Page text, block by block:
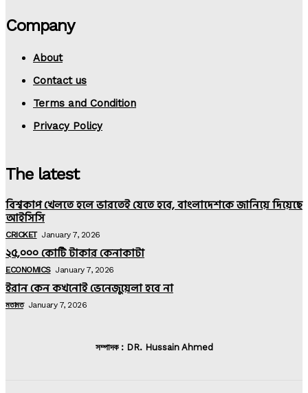
Company
About
Contact us
Terms and Condition
Privacy Policy
The latest
বিশ্বকাপ খেলতে হলে ভারতেই যেতে হবে, বাংলাদেশকে জানিয়ে দিয়েছে
আইসিসি
CRICKET January 7, 2026
২৫,০০০ কোটি টাকার কেনাকাটা
ECONOMICS January 7, 2026
ইরান কেন কখনোই ভেনেজুয়েলা হবে না
মতামত January 7, 2026
সম্পাদক : DR. Hussain Ahmed